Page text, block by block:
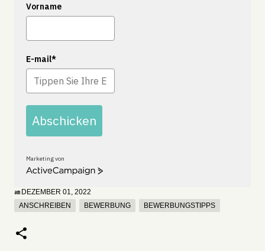
Vorname
E-mail*
Abschicken
Marketing von
A
t
i
v
C
a
am DEZEMBER 01, 2022
ANSCHREIBEN
BEWERBUNG BEWERBUNGSTIPPS